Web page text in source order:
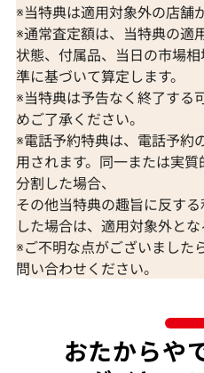
K18 ブルートパーズ・ダイヤ
グ 0.08ct
参考買取価格
143,000円
2026年3月10日時点
※当特典は適用対象外の店舗
※通常査定額は、当特典の適
状態、付属品、当日の市場
準に基づいて算定します。
※当特典は予告なく終了する
めご了承ください。
※電話予約特典は、電話予約
用されます。同一または実
分割した場合、
その他当特典の趣旨に反す
した場合は、適用対象外とな
※ご不明な点がございました
問い合わせください。
おたからや